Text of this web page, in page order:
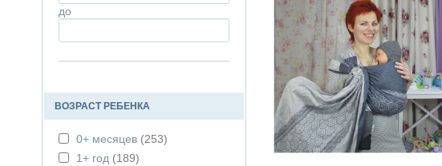
до
ВОЗРАСТ РЕБЕНКА
0+ месяцев (253)
1+ год (189)